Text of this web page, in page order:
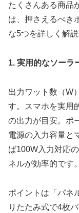
たくさんある商品
は、押さえるべき
な5つを詳しく解説
1. 実用的なソーラ
出力ワット数（W
す。スマホを実用
の出力が目安。ポ
電源の入力容量と
ば100W入力対応
ネルが効率的です。
ポイントは「パネ
りたたみ式で4枚